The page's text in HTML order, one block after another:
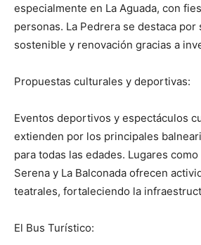
especialmente en La Aguada, con
personas. La Pedrera se destaca por
sostenible y renovación gracias a
Propuestas culturales y deportivas:
Eventos deportivos y espectáculos
extienden por los principales
para todas las edades. Lugares como
Serena y La Balconada ofrecen
teatrales, fortaleciendo la
El Bus Turístico: